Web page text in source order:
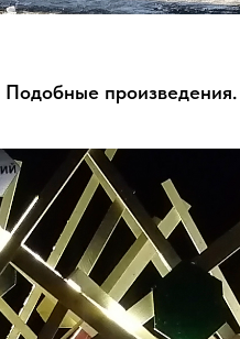
Подобные произведения.